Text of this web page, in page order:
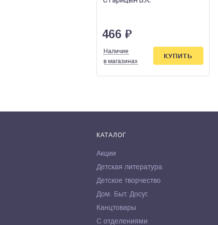
466 ₽
Наличие
в магазинах
КУПИТЬ
КАТАЛОГ
Акции
Детская литература
Детское творчество
Дом. Быт. Досуг.
Канцтовары
С отделениями